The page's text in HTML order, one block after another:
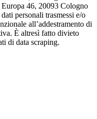
46, 20093 Cologno
personali trasmessi e/o
all’addestramento di
È altresì fatto divieto
di data scraping.